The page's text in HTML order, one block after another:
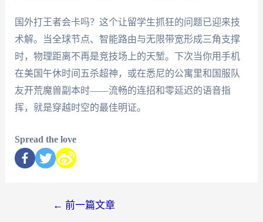
国外打王者会卡吗？这个让留学生抓狂的问题已迎来技
术解。当全球节点、智能路由与无限带宽形成三角支撑
时，物理距离不再是竞技场上的天堑。下次当你用手机
在美国午休时间五杀超神，或在悉尼的公寓里和国服队
友开荒魔兽副本时——流畅的连招和零延迟的语音指
挥，就是穿越时空的最佳明证。
Spread the love
← 前一篇文章